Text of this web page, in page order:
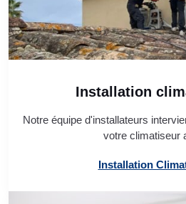
Installation
Notre équipe d'installateurs
votre climatiseur
Installation